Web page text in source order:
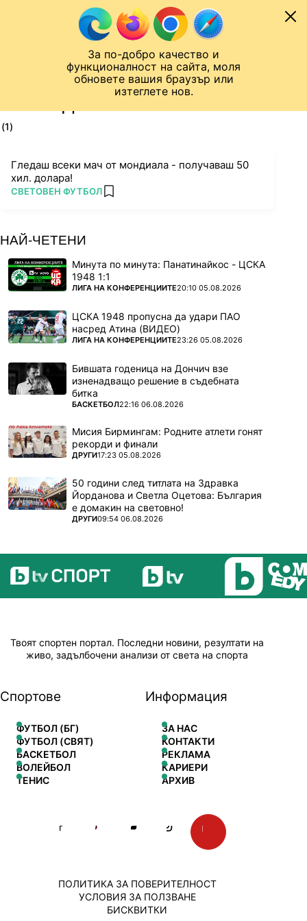
За по-добро качество и
функционалност на сайта, моля
обновете вашия браузър или
изтеглете нов.
Към съдържанието
Лига на Конференциите
(1)
Гледаш всеки мач от мондиала - получаваш 50
хил. долара!
ПОВЕЧЕ ОТ
СВЕТОВЕН ФУТБОЛ add favorites
НАЙ-ЧЕТЕНИ
Минута по минута: Панатинайкос - ЦСКА
1948 1:1
ПОВЕЧЕ ОТ
ЛИГА НА КОНФЕРЕНЦИИТЕ20:10 05.08.2026
ЦСКА 1948 пропусна да удари ПАО
насред Атина (ВИДЕО)
ПОВЕЧЕ ОТ
ЛИГА НА КОНФЕРЕНЦИИТЕ23:26 05.08.2026
Бившата годеница на Дончич взе
изненадващо решение в съдебната
битка
ПОВЕЧЕ ОТ
БАСКЕТБОЛ22:16 06.08.2026
Мисия Бирмингам: Родните атлети гонят
рекорди и финали
ПОВЕЧЕ ОТ
ДРУГИ17:23 05.08.2026
50 години след титлата на Здравка
Йорданова и Светла Оцетова: България
е домакин на световно!
ПОВЕЧЕ ОТ
ДРУГИ09:54 06.08.2026
Твоят спортен портал. Последни новини, резултати на
живо, задълбочени анализи от света на спорта
Спортове
ФУТБОЛ (БГ)
ФУТБОЛ (СВЯТ)
БАСКЕТБОЛ
ВОЛЕЙБОЛ
ТЕНИС
Информация
ЗА НАС
КОНТАКТИ
РЕКЛАМА
КАРИЕРИ
АРХИВ
ПОЛИТИКА ЗА ПОВЕРИТЕЛНОСТ
УСЛОВИЯ ЗА ПОЛЗВАНЕ
БИСКВИТКИ